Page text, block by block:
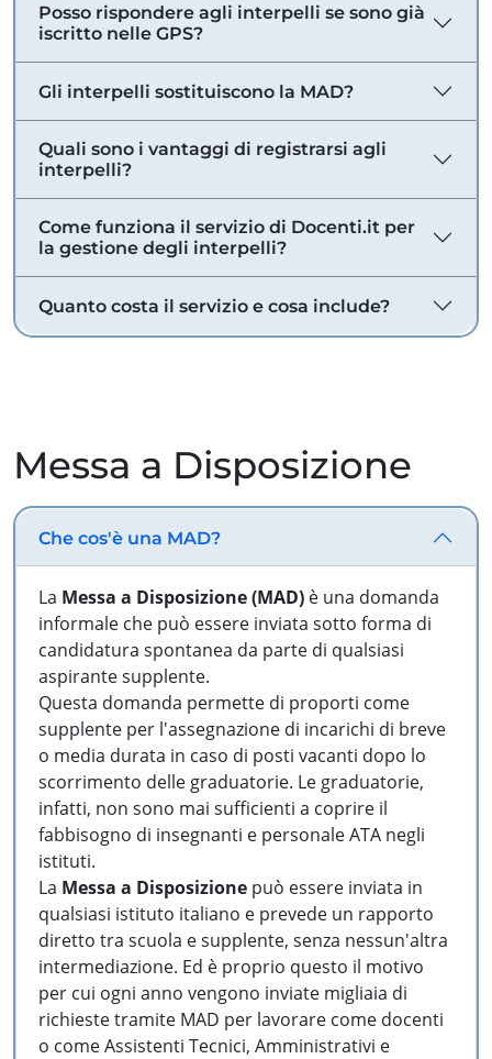
Posso rispondere agli interpelli se sono già
iscritto nelle GPS?
Gli interpelli sostituiscono la MAD?
Quali sono i vantaggi di registrarsi agli
interpelli?
Come funziona il servizio di Docenti.it per
la gestione degli interpelli?
Quanto costa il servizio e cosa include?
Messa a Disposizione
Che cos'è una MAD?
La Messa a Disposizione (MAD) è una domanda
informale che può essere inviata sotto forma di
candidatura spontanea da parte di qualsiasi
aspirante supplente.
Questa domanda permette di proporti come
supplente per l'assegnazione di incarichi di breve
o media durata in caso di posti vacanti dopo lo
scorrimento delle graduatorie. Le graduatorie,
infatti, non sono mai sufficienti a coprire il
fabbisogno di insegnanti e personale ATA negli
istituti.
La Messa a Disposizione può essere inviata in
qualsiasi istituto italiano e prevede un rapporto
diretto tra scuola e supplente, senza nessun'altra
intermediazione. Ed è proprio questo il motivo
per cui ogni anno vengono inviate migliaia di
richieste tramite MAD per lavorare come docenti
o come Assistenti Tecnici, Amministrativi e